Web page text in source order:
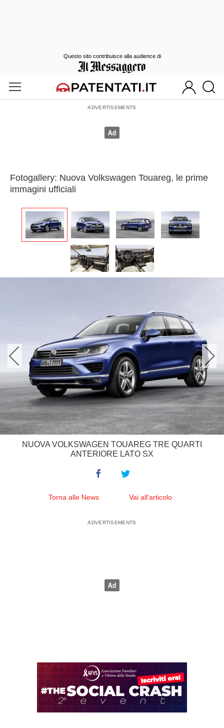
Fotogallery: Nuova Volkswagen Touareg, le prime
immagini ufficiali
NUOVA VOLKSWAGEN TOUAREG TRE QUARTI
ANTERIORE LATO SX
Torna alle News Vai all'articolo
Questo sito contribuisce alla audience di